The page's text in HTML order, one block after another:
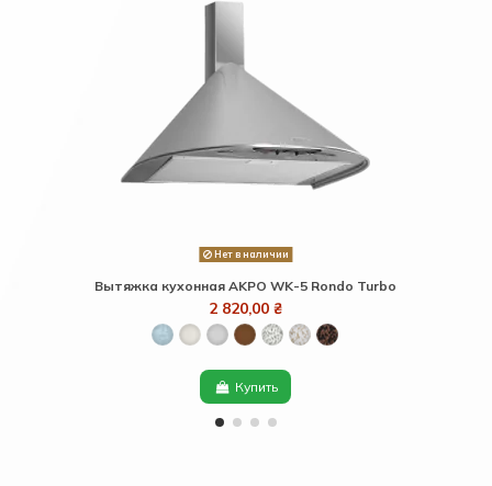
Нет в наличии
Вытяжка кухонная AKPO WK-5 Rondo Turbo
2 820,00 ₴
Купить